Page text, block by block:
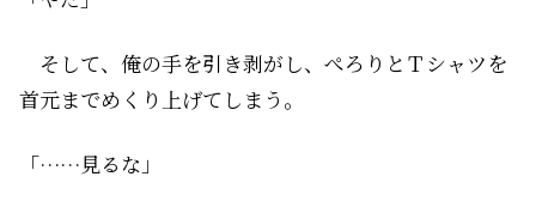
そして、俺の手を引き剥がし、ぺろりとＴシャツを
首元までめくり上げてしまう。
「……見るな」